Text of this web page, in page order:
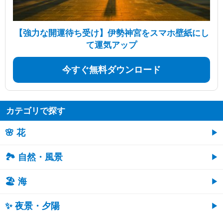
【強力な開運待ち受け】伊勢神宮をスマホ壁紙にし
て運気アップ
今すぐ無料ダウンロード
カテゴリで探す
🌸 花
🏞️ 自然・風景
🏖 海
✨ 夜景・夕陽